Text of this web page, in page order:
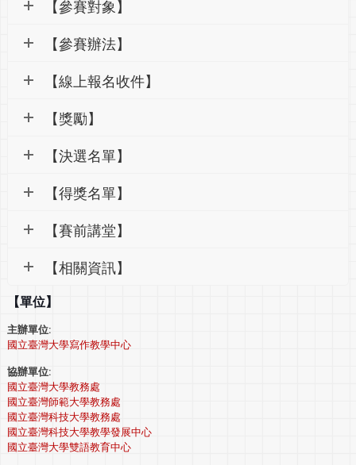
【參賽對象】
【參賽辦法】
【線上報名收件】
【獎勵】
【決選名單】
【得獎名單】
【賽前講堂】
【相關資訊】
【單位】
主辦單位:
國立臺灣大學寫作教學中心
協辦單位:
國立臺灣大學教務處
國立臺灣師範大學教務處
國立臺灣科技大學教務處
國立臺灣科技大學教學發展中心
國立臺灣大學雙語教育中心